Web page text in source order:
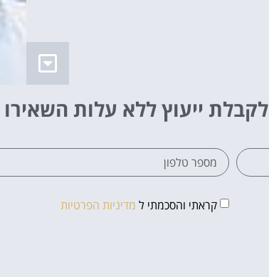
לקבלת ייעוץ ללא עלות השאירו
קראתי והסכמתי ל מדיניות הפרטיות